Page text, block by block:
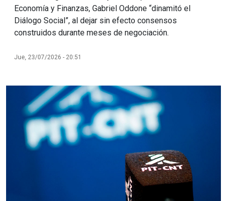
Economía y Finanzas, Gabriel Oddone “dinamitó el
Diálogo Social”, al dejar sin efecto consensos
construidos durante meses de negociación.
Jue, 23/07/2026 - 20:51